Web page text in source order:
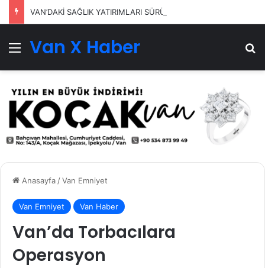
VAN’DAKİ SAĞLIK YATIRIMLARI SÜRÜYOR
Menü
Van X Haber
Anasayfa/Van Emniyet
Van Emniyet Van Haber
Van’da Torbacılara
Operasyon